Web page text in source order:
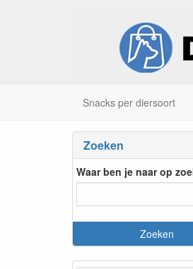
Snacks per diersoort
Zoeken
Waar ben je naar op